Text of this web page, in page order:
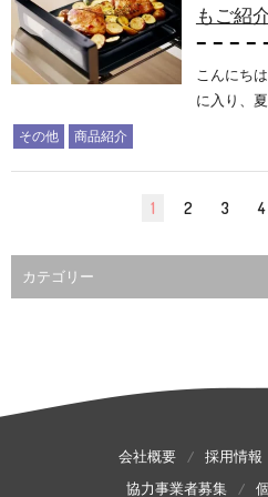
もご紹
こんにち
に入り、
その他 商品紹介
1 2 3 4
カテゴリー
会社概要 採用情報
協力事業者募集